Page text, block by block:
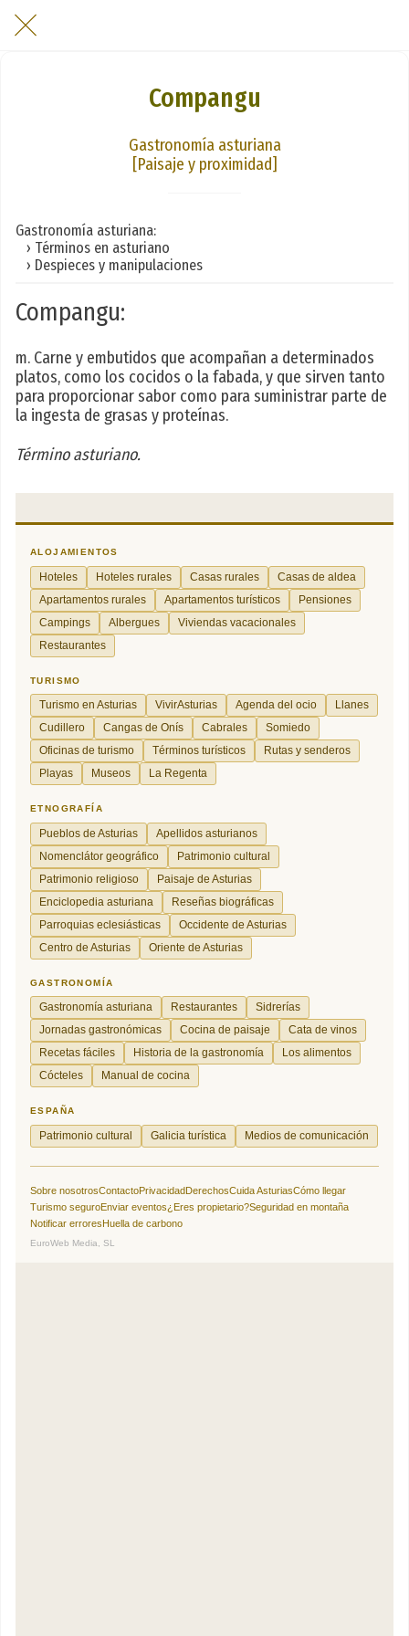
Compangu
Gastronomía asturiana
[Paisaje y proximidad]
Gastronomía asturiana:
› Términos en asturiano
› Despieces y manipulaciones
Compangu:
m. Carne y embutidos que acompañan a determinados
platos, como los cocidos o la fabada, y que sirven tanto
para proporcionar sabor como para suministrar parte de
la ingesta de grasas y proteínas.
Término asturiano.